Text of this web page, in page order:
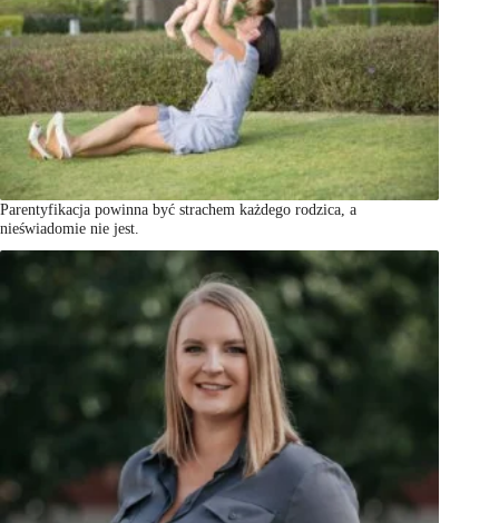
Parentyfikacja powinna być strachem każdego rodzica, a
nieświadomie nie jest.